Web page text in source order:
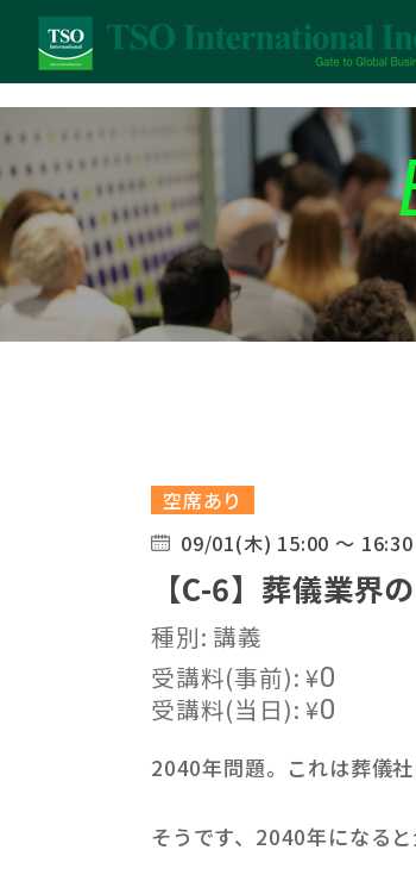
空席あり
09/01(木) 15:00 ～ 16:30
【C-6】葬儀業界
種別: 講義
受講料(事前):¥0
受講料(当日):¥0
2040年問題。これは葬儀
そうです、2040年になると